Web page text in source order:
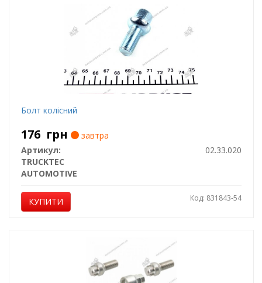
Болт колісний
176 грн
завтра
Артикул:
02.33.020
TRUCKTEC
AUTOMOTIVE
КУПИТИ Код: 831843-54